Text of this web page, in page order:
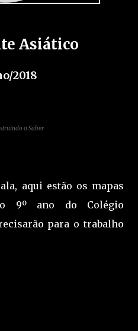
Asiático
2018
o Saber
aqui estão os mapas
9º ano do Colégio
para o trabalho